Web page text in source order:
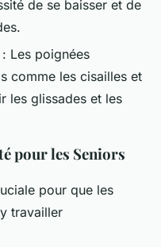
de se baisser et de
: Les poignées
comme les cisailles et
les glissades et les
pour les Seniors
pour que les
travailler